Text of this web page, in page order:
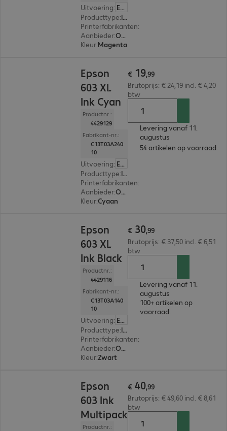
Uitvoering: Europa
Producttype: Ink
Printerfabrikanten:
Aanbieder:
Origineel
Kleur:Magenta
Epson
603 XL
Ink Cyan
Productnr.:
4429129
Fabrikant-nr.:
C13T03A240
10
Uitvoering: Europa
Producttype: Ink
Printerfabrikanten:
Aanbieder:
Origineel
Kleur:Cyaan
€ 19,99
Brutoprijs: € 24,19 incl. € 4,20
btw
Levering vanaf 11.
augustus
54 artikelen op voorraad.
Epson
603 XL
Ink Black
Productnr.:
4429116
Fabrikant-nr.:
C13T03A140
10
Uitvoering: Europa
Producttype: Ink
Printerfabrikanten:
Aanbieder:
Origineel
Kleur:Zwart
€ 30,99
Brutoprijs: € 37,50 incl. € 6,51
btw
Levering vanaf 11.
augustus
100+ artikelen op
voorraad.
Epson
603 Ink
Multipack
Productnr.:
€ 40,99
Brutoprijs: € 49,60 incl. € 8,61
btw